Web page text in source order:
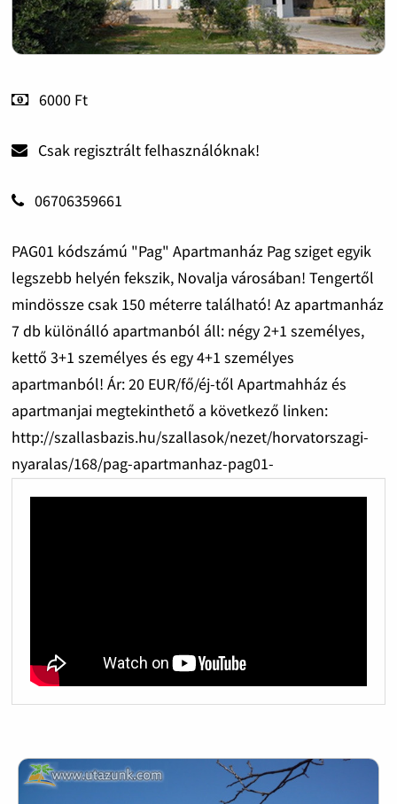
6000 Ft
Csak regisztrált felhasználóknak!
06706359661
PAG01 kódszámú "Pag" Apartmanház Pag sziget egyik
legszebb helyén fekszik, Novalja városában! Tengertől
mindössze csak 150 méterre található! Az apartmanház
7 db különálló apartmanból áll: négy 2+1 személyes,
kettő 3+1 személyes és egy 4+1 személyes
apartmanból! Ár: 20 EUR/fő/éj-től Apartmahház és
apartmanjai megtekinthető a következő linken:
http://szallasbazis.hu/szallasok/nezet/horvatorszagi-
nyaralas/168/pag-apartmanhaz-pag01-